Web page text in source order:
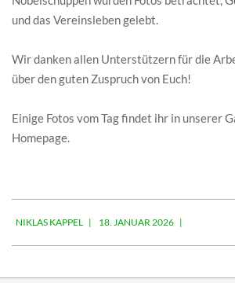
und das Vereinsleben gelebt.
Wir danken allen Unterstützern für die
über den guten Zuspruch von Euch!
Einige Fotos vom Tag findet ihr in unserer
Homepage.
01-
18
NIKLAS KAPPEL 18. JANUAR 2026